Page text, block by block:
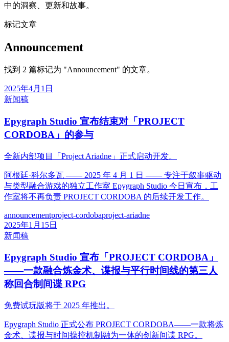
中的洞察、更新和故事。
标记文章
Announcement
找到 2 篇标记为 "Announcement" 的文章。
2025年4月1日
新闻稿
Epygraph Studio 宣布结束对「PROJECT
CORDOBA」的参与
全新内部项目「Project Ariadne」正式启动开发。
阿根廷·科尔多瓦 —— 2025 年 4 月 1 日 —— 专注于叙事驱动
与类型融合游戏的独立工作室 Epygraph Studio 今日宣布，工
作室将不再负责 PROJECT CORDOBA 的后续开发工作。
announcementproject-cordobaproject-ariadne
2025年1月15日
新闻稿
Epygraph Studio 宣布「PROJECT CORDOBA」
——一款融合炼金术、谍报与平行时间线的第三人
称回合制间谍 RPG
免费试玩版将于 2025 年推出。
Epygraph Studio 正式公布 PROJECT CORDOBA——一款将炼
金术、谍报与时间操控机制融为一体的创新间谍 RPG。